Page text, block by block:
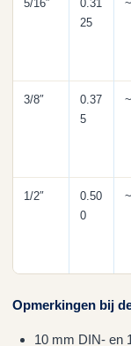
5/16″
0.31
25
3/8″
0.37
5
1/2″
0.50
0
Opmerkingen bij
10 mm DIN- en